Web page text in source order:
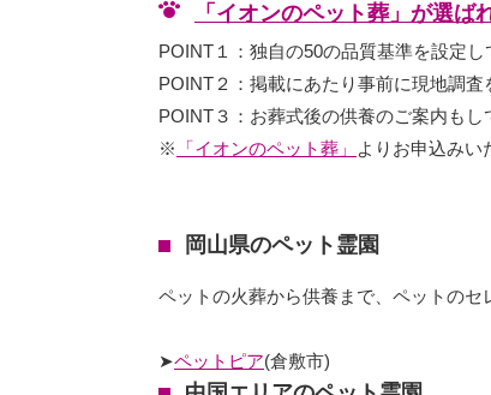
「イオンのペット葬」が選ば
POINT１：独自の50の品質基準を設定し
POINT２：掲載にあたり事前に現地調査
POINT３：お葬式後の供養のご案内もし
※
「イオンのペット葬」 よりお申込みい
岡山県のペット霊園
ペットの火葬から供養まで、ペットのセ
➤ペットピア(倉敷市)